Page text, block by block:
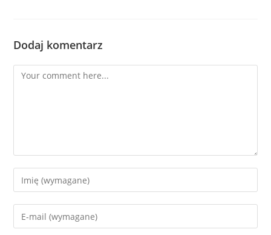
Dodaj komentarz
Comment
Enter
your
name
Enter
your